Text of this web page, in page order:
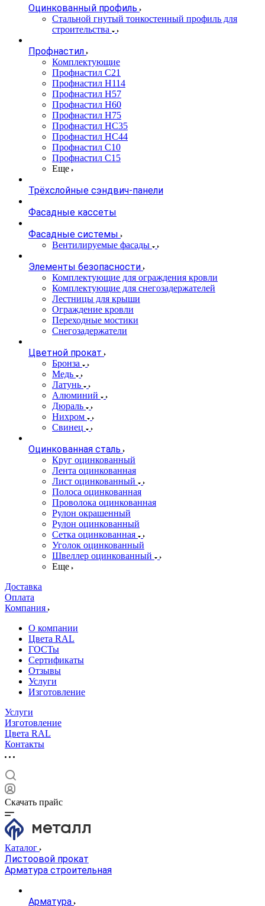
Оцинкованный профиль
Стальной гнутый тонкостенный профиль для
строительства
Профнастил
Комплектующие
Профнастил C21
Профнастил Н114
Профнастил Н57
Профнастил Н60
Профнастил Н75
Профнастил НС35
Профнастил НС44
Профнастил С10
Профнастил С15
Еще
Трёхслойные сэндвич-панели
Фасадные кассеты
Фасадные системы
Вентилируемые фасады
Элементы безопасности
Комплектующие для ограждения кровли
Комплектующие для снегозадержателей
Лестницы для крыши
Ограждение кровли
Переходные мостики
Снегозадержатели
Цветной прокат
Бронза
Медь
Латунь
Алюминий
Дюраль
Нихром
Свинец
Оцинкованная сталь
Круг оцинкованный
Лента оцинкованная
Лист оцинкованный
Полоса оцинкованная
Проволока оцинкованная
Рулон окрашенный
Рулон оцинкованный
Сетка оцинкованная
Уголок оцинкованный
Швеллер оцинкованный
Еще
Доставка
Оплата
Компания
О компании
Цвета RAL
ГОСТы
Сертификаты
Отзывы
Услуги
Изготовление
Услуги
Изготовление
Цвета RAL
Контакты
Скачать прайс
Каталог
Листоовой прокат
Арматура строительная
Арматура